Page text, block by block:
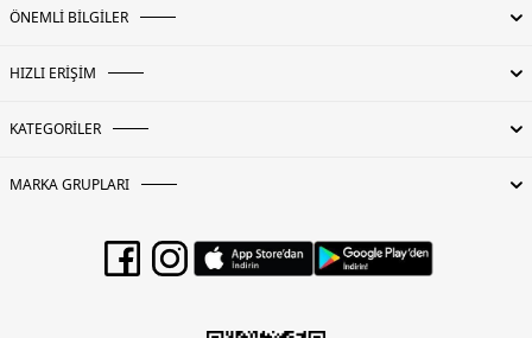
ÖNEMLİ BİLGİLER
HIZLI ERİŞİM
KATEGORİLER
MARKA GRUPLARI